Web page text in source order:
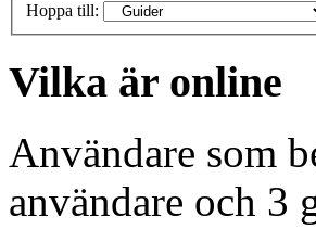
Hoppa till:
Vilka är online
Användare som
användare och 3